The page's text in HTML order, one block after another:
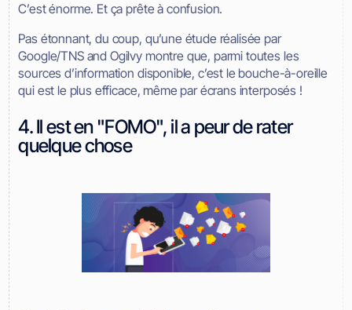
C’est énorme. Et ça prête à confusion.
Pas étonnant, du coup, qu’une étude réalisée par
Google/TNS and Ogilvy montre que, parmi toutes les
sources d’information disponible, c’est le bouche-à-oreille
qui est le plus efficace, même par écrans interposés !
4. Il est en "FOMO", il a peur de rater
quelque chose